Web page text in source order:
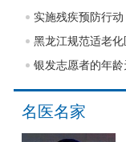
实施残疾预防行
黑龙江规范适老化
银发志愿者的年
名医名家